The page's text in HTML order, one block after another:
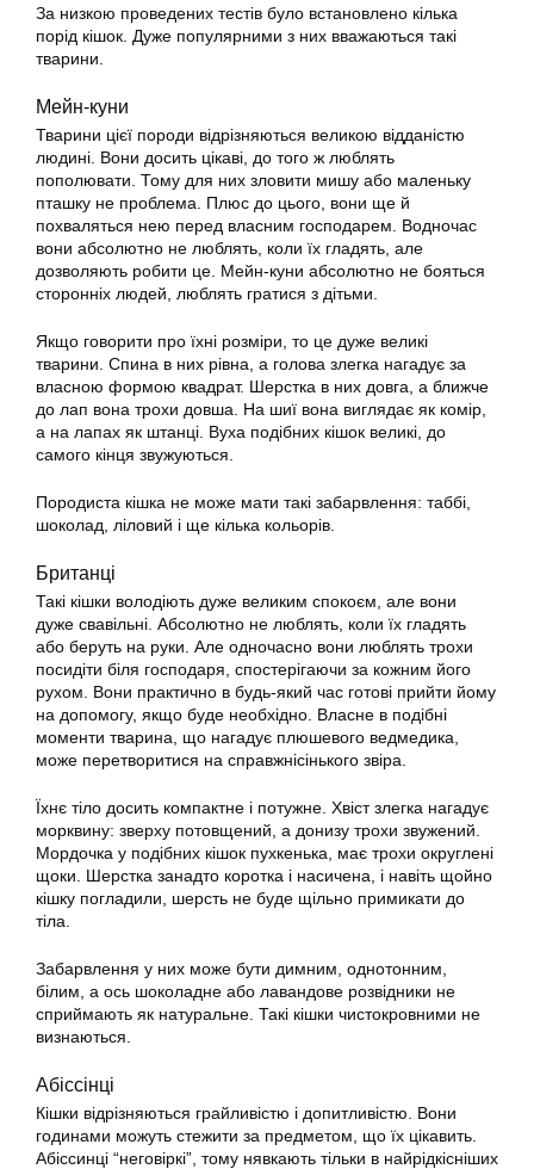
За низкою проведених тестів було встановлено кілька
порід кішок . Дуже популярними з них вважаються такі
тварини.
Мейн-куни
Тварини цієї породи відрізняються великою відданістю
людині. Вони досить цікаві, до того ж люблять
пополювати. Тому для них зловити мишу або маленьку
пташку не проблема. Плюс до цього, вони ще й
похваляться нею перед власним господарем. Водночас
вони абсолютно не люблять, коли їх гладять, але
дозволяють робити це. Мейн-куни абсолютно не бояться
сторонніх людей, люблять гратися з дітьми.
Якщо говорити про їхні розміри, то це дуже великі
тварини. Спина в них рівна, а голова злегка нагадує за
власною формою квадрат. Шерстка в них довга, а ближче
до лап вона трохи довша. На шиї вона виглядає як комір,
а на лапах як штанці. Вуха подібних кішок великі, до
самого кінця звужуються.
Породиста кішка не може мати такі забарвлення: таббі,
шоколад, ліловий і ще кілька кольорів.
Британці
Такі кішки володіють дуже великим спокоєм, але вони
дуже свавільні. Абсолютно не люблять, коли їх гладять
або беруть на руки. Але одночасно вони люблять трохи
посидіти біля господаря, спостерігаючи за кожним його
рухом. Вони практично в будь-який час готові прийти йому
на допомогу, якщо буде необхідно. Власне в подібні
моменти тварина, що нагадує плюшевого ведмедика,
може перетворитися на справжнісінького звіра.
Їхнє тіло досить компактне і потужне. Хвіст злегка нагадує
морквину: зверху потовщений, а донизу трохи звужений.
Мордочка у подібних кішок пухкенька, має трохи округлені
щоки. Шерстка занадто коротка і насичена, і навіть щойно
кішку погладили, шерсть не буде щільно примикати до
тіла.
Забарвлення у них може бути димним, однотонним,
білим, а ось шоколадне або лавандове розвідники не
сприймають як натуральне. Такі кішки чистокровними не
визнаються.
Абіссінці
Кішки відрізняються грайливістю і допитливістю. Вони
годинами можуть стежити за предметом, що їх цікавить.
Абіссинці “неговіркі”, тому нявкають тільки в найрідкісніших